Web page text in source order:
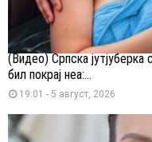
(Видео) Српска
бил покрај неа:...
19:01 - 5 август, 2026